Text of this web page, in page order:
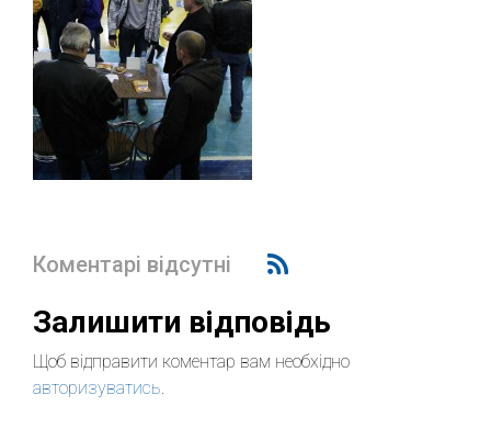
Коментарі відсутні
Залишити відповідь
Щоб відправити коментар вам необхідно
авторизуватись.